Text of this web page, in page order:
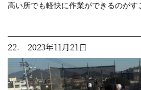
高い所でも軽快に作業ができるのが
22. 2023年11月21日